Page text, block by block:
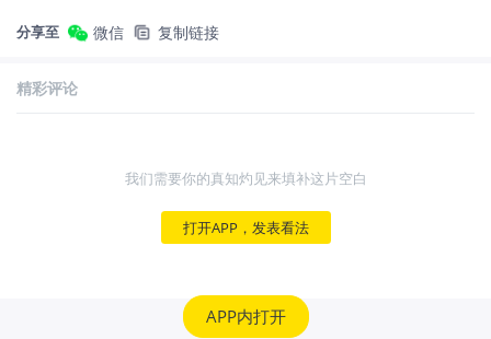
分享至 微信 复制链接
精彩评论
我们需要你的真知灼见来填补这片空白
打开APP，发表看法
APP内打开